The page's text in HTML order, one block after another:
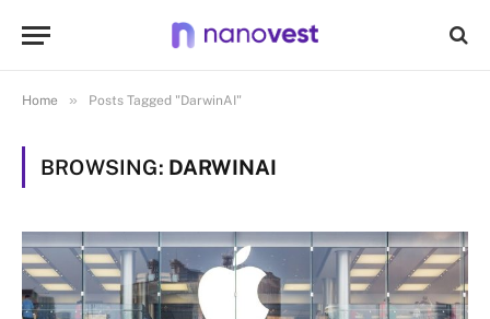
Home » Posts Tagged "DarwinAI"
BROWSING: DARWINAI